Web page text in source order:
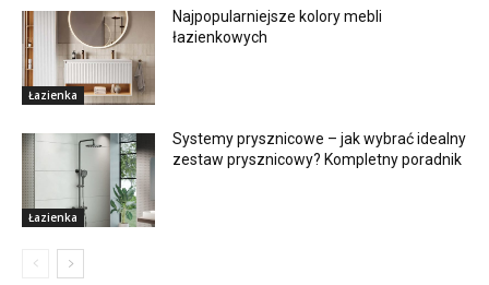
Łazienka
Najpopularniejsze kolory mebli
łazienkowych
Łazienka
Systemy prysznicowe – jak wybrać idealny
zestaw prysznicowy? Kompletny poradnik